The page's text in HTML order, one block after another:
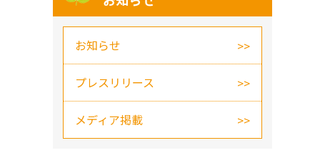
お知らせ
プレスリリース
メディア掲載